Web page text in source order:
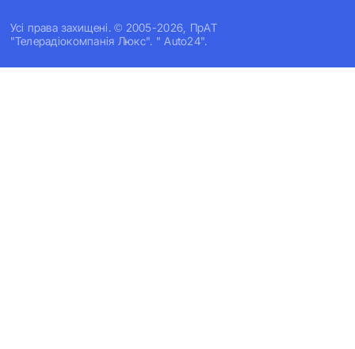
Усi права захищенi. © 2005-2026, ПрАТ
"Телерадіокомпанія Люкс". " Auto24".